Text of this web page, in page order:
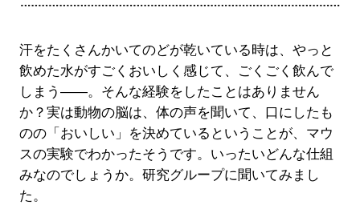
汗をたくさんかいてのどが乾いている時は、やっと
飲めた水がすごくおいしく感じて、ごくごく飲んで
しまう――。そんな経験をしたことはありません
か？実は動物の脳は、体の声を聞いて、口にしたも
のの「おいしい」を決めているということが、マウ
スの実験でわかったそうです。いったいどんな仕組
みなのでしょうか。研究グループに聞いてみまし
た。